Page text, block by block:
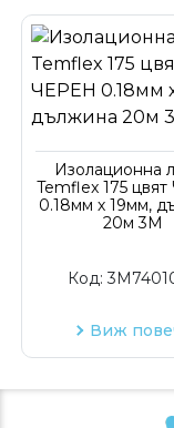
Изолационна
Temflex 175
0.18мм х 19мм,
20м 3M
Код:
Виж